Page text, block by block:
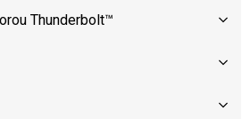
Thunderbolt™